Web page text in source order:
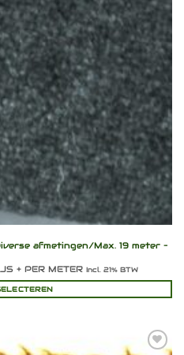
afmetingen/Max. 19 meter –
+ PER METER Incl. 21% BTW